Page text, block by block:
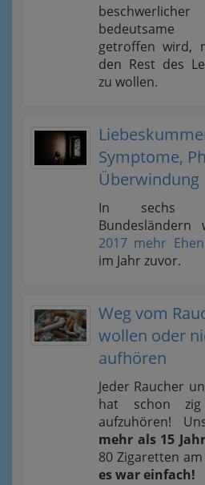
bedeutsame
getroffen wird,
den Rest des
zu wollen.
Symptome,
Überwindung
In sechs
2017 mehr
im Jahr zuvor.
Weg vom
wollen oder
aufhören
Jeder Raucher
hat schon
aufzuhören!
mehr als 15
80 Zigaretten
es war einfach!